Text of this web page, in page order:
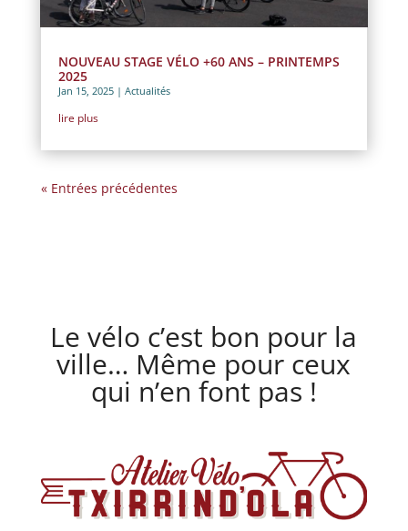
NOUVEAU STAGE VÉLO +60 ANS – PRINTEMPS
2025
Jan 15, 2025| Actualités
lire plus
« Entrées précédentes
Le vélo c’est bon pour la
ville… Même pour ceux
qui n’en font pas !